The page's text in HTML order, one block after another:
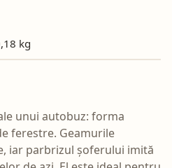
kg
unui autobuz: forma
ferestre. Geamurile
iar parbrizul șoferului imită